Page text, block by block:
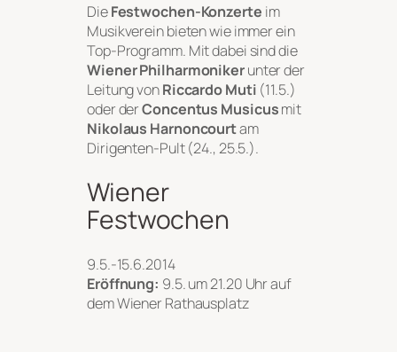
DieFestwochen-Konzerte im
Musikverein bieten wie immer ein
Top-Programm. Mit dabei sind die
Wiener Philharmonikerunter der
Leitung vonRiccardo Muti (11.5.)
oder derConcentus Musicusmit
Nikolaus Harnoncourtam
Dirigenten-Pult (24., 25.5.).
Wiener
Festwochen
9.5.-15.6.2014
Eröffnung: 9.5. um 21.20 Uhr auf
dem Wiener Rathausplatz